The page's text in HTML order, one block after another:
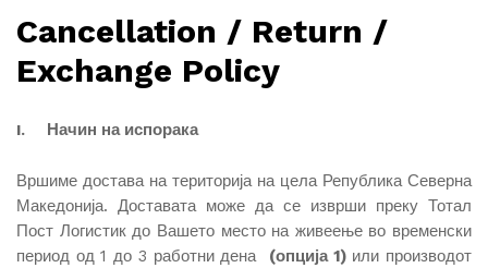
Cancellation / Return /
Exchange Policy
I. Начин на испорака
Вршиме достава на територија на цела Република Северна
Македонија. Доставата може да се изврши преку Тотал
Пост Логистик до Вашето место на живеење во временски
период од 1 до 3 работни дена (опција 1)или производот